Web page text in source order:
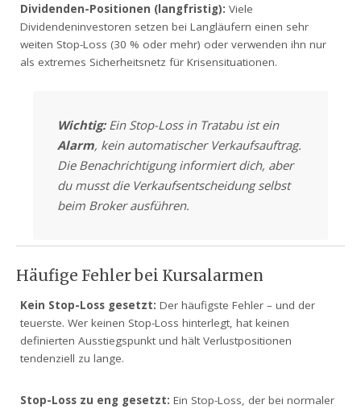
Dividenden-Positionen (langfristig): Viele
Dividendeninvestoren setzen bei Langläufern einen sehr
weiten Stop-Loss (30 % oder mehr) oder verwenden ihn nur
als extremes Sicherheitsnetz für Krisensituationen.
Wichtig:Ein Stop-Loss in Tratabu ist ein
Alarm, kein automatischer Verkaufsauftrag.
Die Benachrichtigung informiert dich, aber
du musst die Verkaufsentscheidung selbst
beim Broker ausführen.
Häufige Fehler bei Kursalarmen
Kein Stop-Loss gesetzt: Der häufigste Fehler – und der
teuerste. Wer keinen Stop-Loss hinterlegt, hat keinen
definierten Ausstiegspunkt und hält Verlustpositionen
tendenziell zu lange.
Stop-Loss zu eng gesetzt: Ein Stop-Loss, der bei normaler